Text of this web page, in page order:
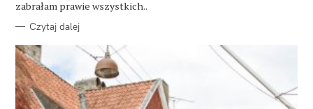
zabrałam prawie wszystkich..
Czytaj dalej